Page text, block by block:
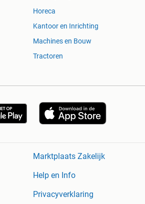
Horeca
Kantoor en Inrichting
Machines en Bouw
Tractoren
Marktplaats Zakelijk
Help en Info
Privacyverklaring